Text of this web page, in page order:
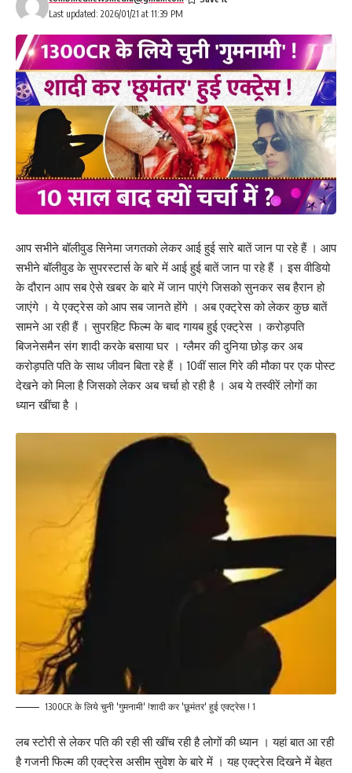
Last updated: 2026/01/21 at 11:39 PM
आप सभीने बॉलीवुड सिनेमा जगतको लेकर आई हुई सारे बातें जान पा रहे हैं । आप
सभीने बॉलीवुड के सुपरस्टार्स के बारे में आई हुई बातें जान पा रहे हैं । इस वीडियो
के दौरान आप सब ऐसे खबर के बारे में जान पाएंगे जिसको सुनकर सब हैरान हो
जाएंगे । ये एक्ट्रेस को आप सब जानते होंगे । अब एक्ट्रेस को लेकर कुछ बातें
सामने आ रही हैं । सुपरहिट फिल्म के बाद गायब हुई एक्ट्रेस । करोड़पति
बिजनेसमैन संग शादी करके बसाया घर । ग्लैमर की दुनिया छोड़ कर अब
करोड़पति पति के साथ जीवन बिता रहे हैं । 10वीं साल गिरे की मौका पर एक पोस्ट
देखने को मिला है जिसको लेकर अब चर्चा हो रही है । अब ये तस्वीरें लोगों का
ध्यान खींचा है ।
1300CR के लिये चुनी 'गुमनामी' !शादी कर 'छूमंतर' हुई एक्ट्रेस ! 1
लब स्टोरी से लेकर पति की रही सी खींच रही है लोगों की ध्यान । यहां बात आ रही
है गजनी फिल्म की एक्ट्रेस असीम सुवेश के बारे में । यह एक्ट्रेस दिखने में बेहत